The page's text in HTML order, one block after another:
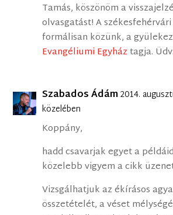
Tamás, köszönöm a
olvasgatást! A székesfehérvári
formálisan közünk, a
Evangéliumi Egyháztagja.
Szabados Ádám2014.
közelében
Koppány,
hadd csavarjak egyet a
közelebb vigyem a cikk
Vizsgálhatjuk az ékírásos
összetételét, a véset